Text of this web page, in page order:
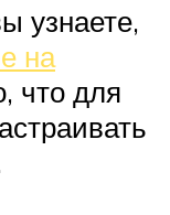
узнаете,
на
что для